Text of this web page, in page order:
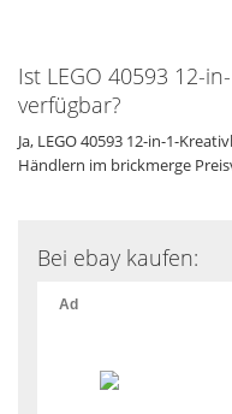
Ist LEGO 40593 12-
verfügbar?
Ja, LEGO 40593 12-in-1-
Händlern im brickmerge
Bei ebay kaufen: